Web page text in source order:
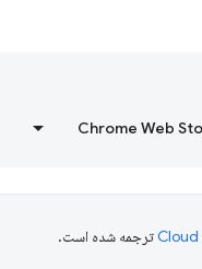
Chrome Web
ترجمه شده است.